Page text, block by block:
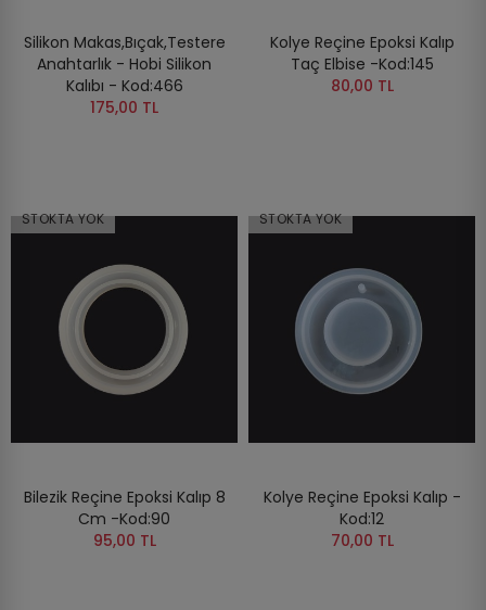
Silikon Makas,Bıçak,Testere
Anahtarlık - Hobi Silikon
Kalıbı - Kod:466
175,00 TL
Kolye Reçine Epoksi Kalıp
Taç Elbise -Kod:145
80,00 TL
STOKTA YOK
Bilezik Reçine Epoksi Kalıp 8
Cm -Kod:90
95,00 TL
STOKTA YOK
Kolye Reçine Epoksi Kalıp -
Kod:12
70,00 TL